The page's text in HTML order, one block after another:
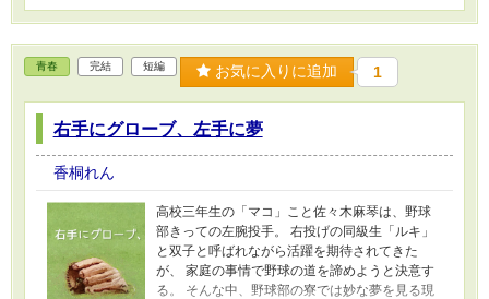
青春 完結 短編 お気に入りに追加 1
右手にグローブ、左手に夢
香桐れん
高校三年生の「マコ」こと佐々木麻琴は、野球
部きっての左腕投手。 右投げの同級生「ルキ」
と双子と呼ばれながら活躍を期待されてきた
が、 家庭の事情で野球の道を諦めようと決意す
る。 そんな中、野球部の寮では妙な夢を見る現